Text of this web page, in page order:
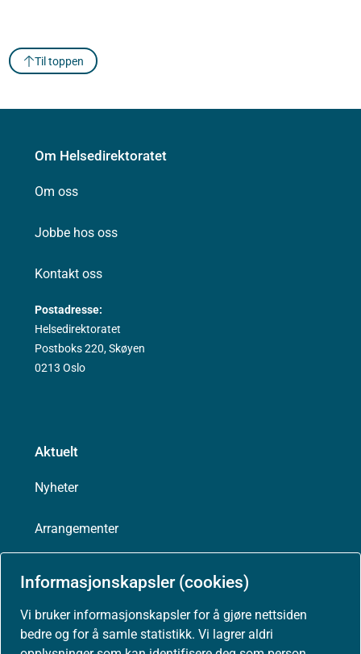
Informasjonskapsler (cookies)
Vi bruker informasjonskapsler for å gjøre nettsiden
bedre og for å samle statistikk. Vi lagrer aldri
Til toppen
Om Helsedirektoratet
Om oss
Jobbe hos oss
Kontakt oss
Postadresse:
Helsedirektoratet
Postboks 220, Skøyen
0213 Oslo
Aktuelt
Nyheter
Arrangementer
Presse